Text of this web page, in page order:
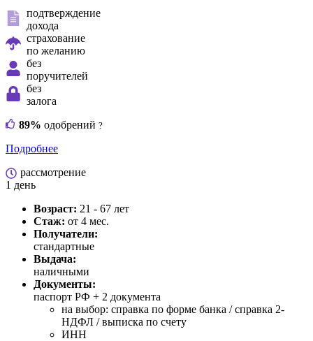
подтверждение
дохода
страхование
по желанию
без
поручителей
без
залога
89% одобрений ?
Подробнее
рассмотрение
1 день
Возраст: 21 - 67 лет
Стаж: от 4 мес.
Получатели:
стандартные
Выдача:
наличными
Документы:
паспорт РФ + 2 документа
на выбор: справка по форме банка / справка 2-
НДФЛ / выписка по счету
ИНН